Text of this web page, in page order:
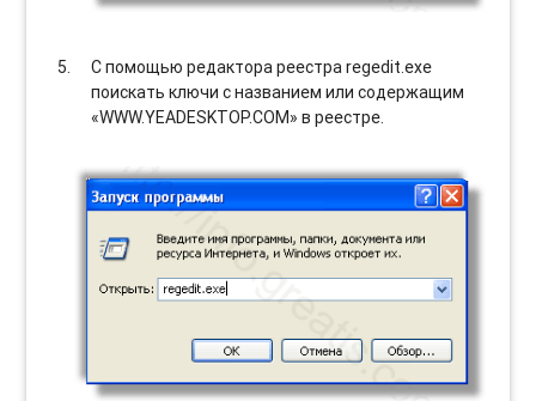
С помощью редактора реестра regedit.exe
поискать ключи с названием или содержащим
«WWW.YEADESKTOP.COM» в реестре.